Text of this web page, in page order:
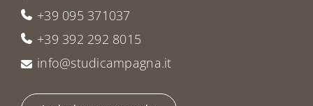
+39 095 371037
+39 392 292 8015
info@studicampagna.it